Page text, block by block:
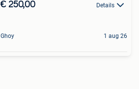
€ 250,00 Details
Ghoy 1 aug 26